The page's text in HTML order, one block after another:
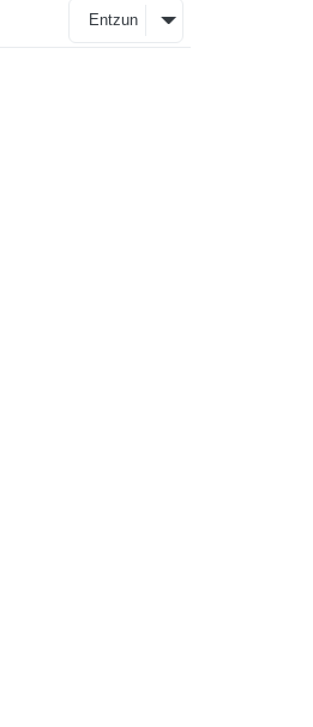
Entzun